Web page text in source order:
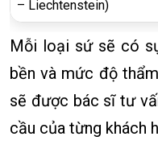
– Liechtenstein)
Mỗi loại sứ sẽ có
bền và mức độ
sẽ được bác sĩ tư
cầu của từng khách